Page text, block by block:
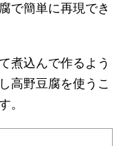
で簡単に再現でき
煮込んで作るよう
高野豆腐を使うこ
。